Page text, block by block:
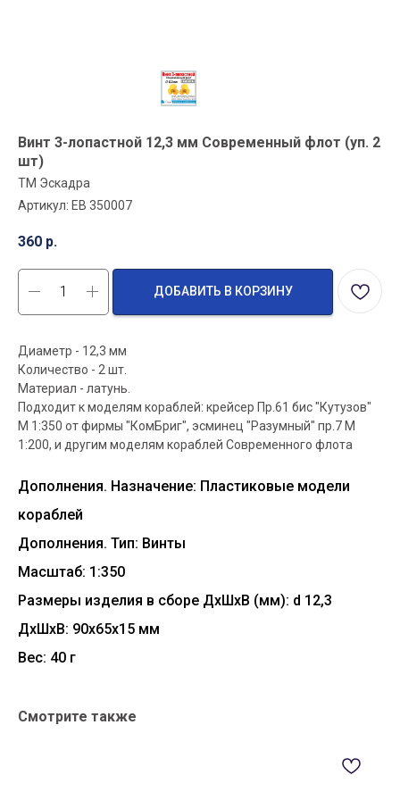
Винт 3-лопастной 12,3 мм Современный флот (уп. 2
шт)
ТМ Эскадра
Артикул: EB 350007
360 р.
ДОБАВИТЬ В КОРЗИНУ
Диаметр - 12,3 мм
Количество - 2 шт.
Материал - латунь.
Подходит к моделям кораблей: крейсер Пр.61 бис "Кутузов"
М 1:350 от фирмы "КомБриг", эсминец "Разумный" пр.7 М
1:200, и другим моделям кораблей Современного флота
Дополнения. Назначение: Пластиковые модели
кораблей
Дополнения. Тип: Винты
Масштаб: 1:350
Размеры изделия в сборе ДхШхВ (мм): d 12,3
ДxШxВ: 90x65x15 мм
Вес: 40 г
Смотрите также